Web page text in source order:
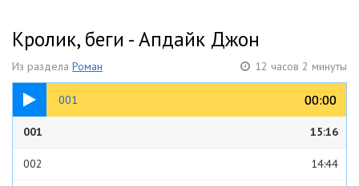
Кролик, беги - Апдайк Джон
Из раздела Роман 12 часов 2 минуты
001 00:00
00:00
15:16
001 15:16
002 14:44